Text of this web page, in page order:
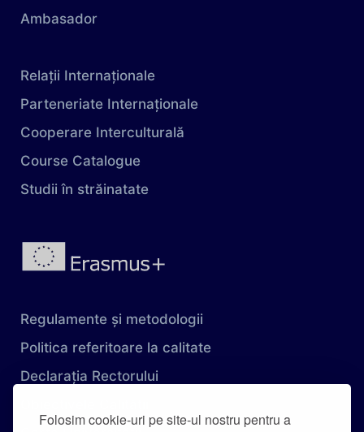
Folosim cookie-uri pe site-ul nostru pentru a
Ambasador
Relații Internaționale
Parteneriate Internaționale
Cooperare Interculturală
Course Catalogue
Studii în străinatate
Regulamente și metodologii
Politica referitoare la calitate
Declarația Rectorului